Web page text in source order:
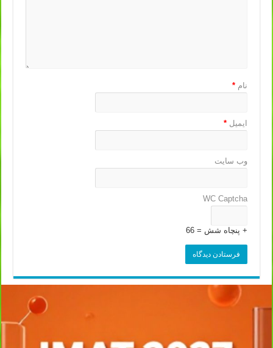
نام*
ایمیل*
وب‌ سایت
WC Captcha
+ پنچاه شش = 66